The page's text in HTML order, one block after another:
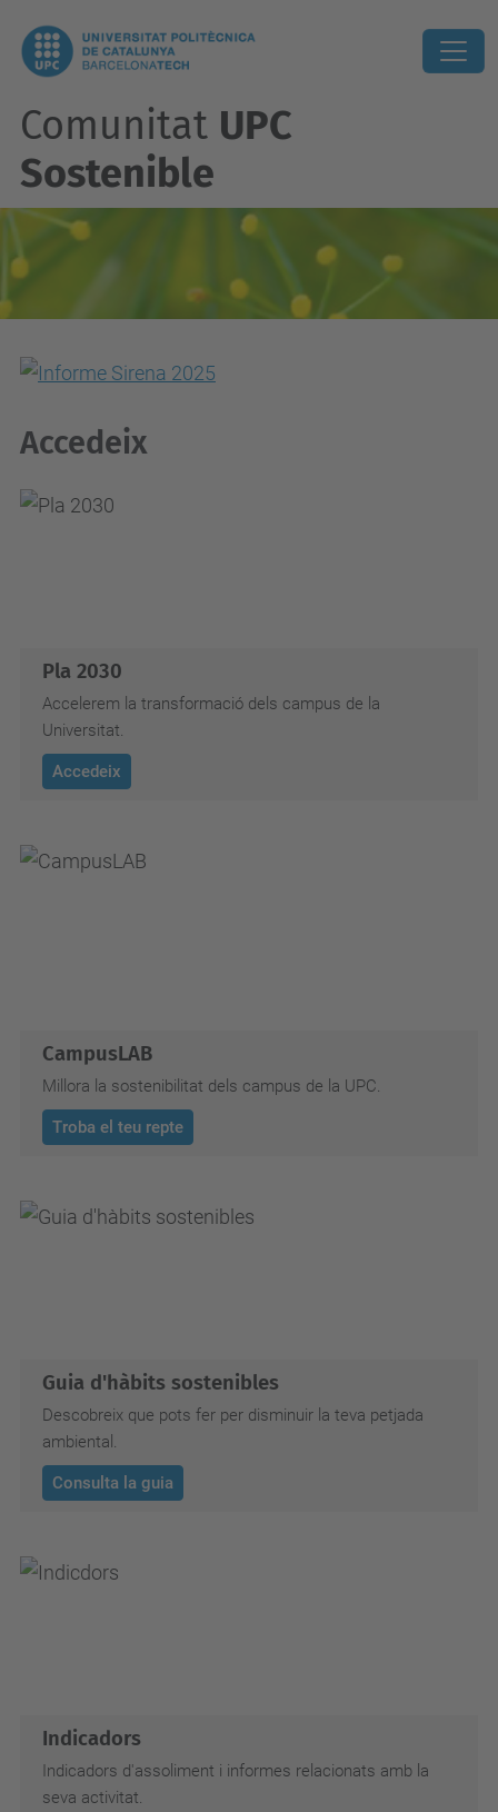
Comunitat UPC
Sostenible
Accedeix
Pla 2030
Accelerem la transformació dels campus de la
Universitat.
Accedeix
CampusLAB
Millora la sostenibilitat dels campus de la UPC.
Troba el teu repte
Guia d'hàbits sostenibles
Descobreix que pots fer per disminuir la teva petjada
ambiental.
Consulta la guia
Indicadors
Indicadors d'assoliment i informes relacionats amb la
seva activitat.